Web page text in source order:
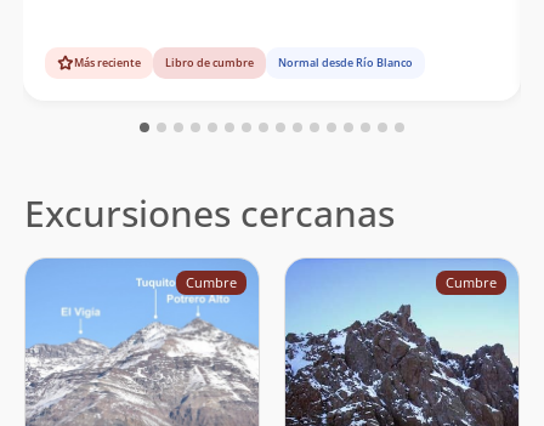
Más reciente Libro de cumbre Normal desde Río Blanco
Excursiones cercanas
Cumbre Cumbre